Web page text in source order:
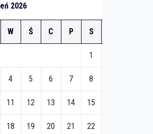
2026
W Ś C P S
1
4 5 6 7 8
11 12 13 14 15
18 19 20 21 22